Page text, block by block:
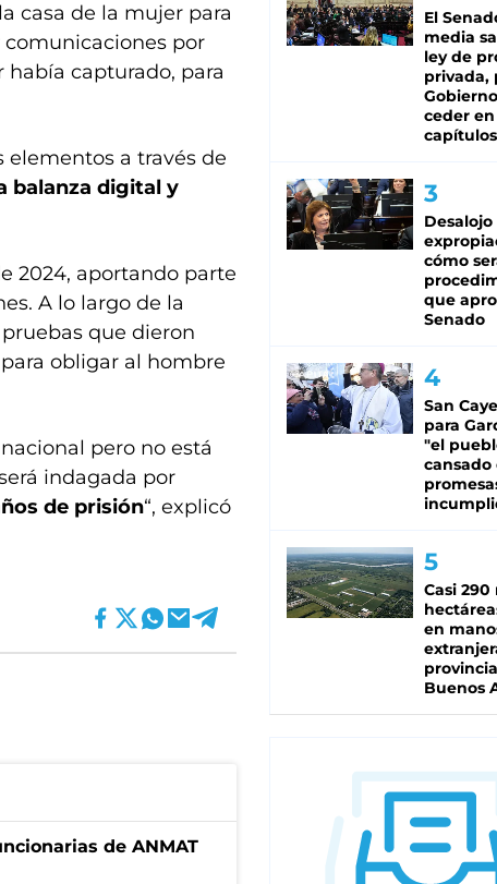
casa de la mujer para
por
capturado, para
a través de
balanza digital y
2024, aportando parte
A lo largo de la
que dieron
obligar al hombre
pero no está
indagada por
de prisión“, explicó
de ANMAT
El
media
ley de
privada,
ceder
capítulos
cómo
que
Senado
San
para
"el
cansado
Casi 290
en
Buenos